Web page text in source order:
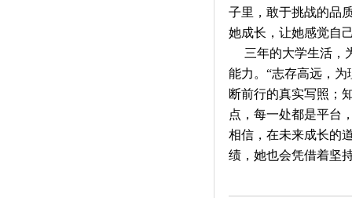
子里，敢于挑战的品
她成长，让她感觉自
三年的大学生活，
能力。“志存高远，
断前行的真实写照；
点，每一处都是平台
相信，在未来成长的
绩，她也会凭借着坚